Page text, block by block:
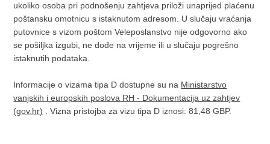
ukoliko osoba pri podnošenju zahtjeva priloži unaprijed plaćenu
poštansku omotnicu s istaknutom adresom. U slučaju vraćanja
putovnice s vizom poštom Veleposlanstvo nije odgovorno ako
se pošiljka izgubi, ne dođe na vrijeme ili u slučaju pogrešno
istaknutih podataka.
Informacije o vizama tipa D dostupne su na Ministarstvo
vanjskih i europskih poslova RH - Dokumentacija uz zahtjev
(gov.hr) . Vizna pristojba za vizu tipa D iznosi: 81,48 GBP.